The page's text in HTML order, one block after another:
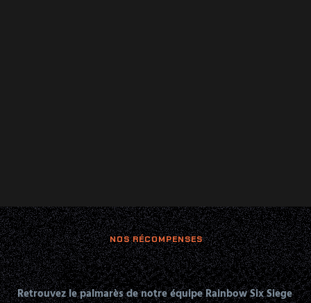
NOS RÉCOMPENSES
Retrouvez le palmarès de notre équipe Rainbow Six Siege